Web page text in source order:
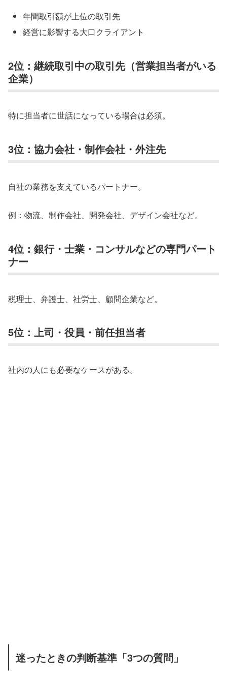
年間取引額が上位の取引先
経営に影響する大口クライアント
2位：継続取引中の取引先（営業担当者がいる
企業）
特に担当者に世話になっている場合は必須。
3位：協力会社・制作会社・外注先
自社の業務を支えているパートナー。
例：物流、制作会社、開発会社、デザイン会社など。
4位：銀行・士業・コンサルなどの専門パート
ナー
税理士、弁護士、社労士、顧問企業など。
5位：上司・役員・前任担当者
社内の人にも必要なケースがある。
迷ったときの判断基準「3つの質問」